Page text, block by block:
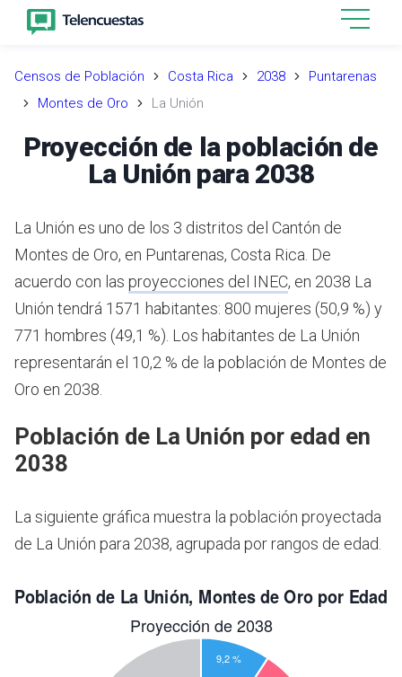
Censos de Población Costa Rica 2038
Puntarenas
Montes de Oro
La Unión
Proyección de la población de
La Unión para 2038
La Unión es uno de los 3 distritos del Cantón de
Montes de Oro, en Puntarenas, Costa Rica. De
acuerdo con las proyecciones del INEC, en 2038 La
Unión tendrá 1571 habitantes: 800 mujeres (50,9 %) y
771 hombres (49,1 %). Los habitantes de La Unión
representarán el 10,2 % de la población de Montes de
Oro en 2038.
Población de La Unión por edad en
2038
La siguiente gráfica muestra la población proyectada
de La Unión para 2038, agrupada por rangos de edad.